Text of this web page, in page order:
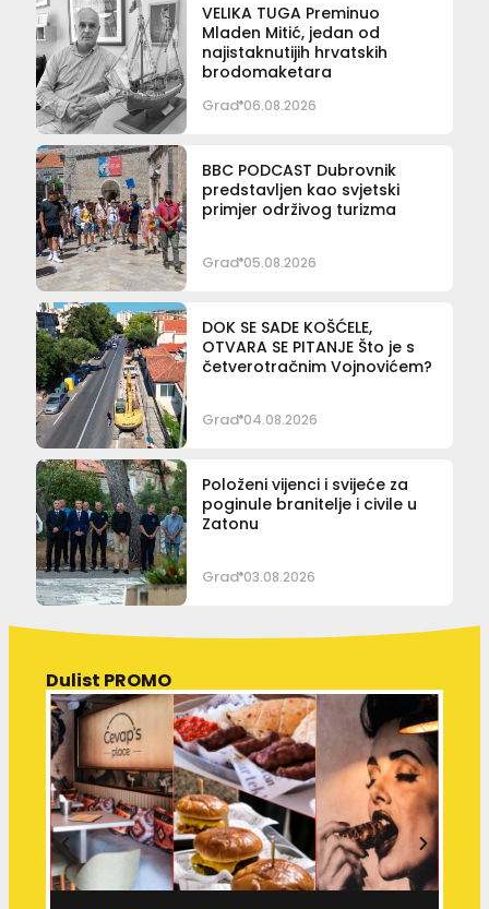
VELIKA TUGA Preminuo
Mladen Mitić, jedan od
najistaknutijih hrvatskih
brodomaketara
Grad 06.08.2026
BBC PODCAST Dubrovnik
predstavljen kao svjetski
primjer održivog turizma
Grad 05.08.2026
DOK SE SADE KOŠĆELE,
OTVARA SE PITANJE Što je s
četverotračnim Vojnovićem?
Grad 04.08.2026
Položeni vijenci i svijeće za
poginule branitelje i civile u
Zatonu
Grad 03.08.2026
Dulist PROMO